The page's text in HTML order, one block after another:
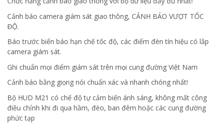
Cảnh báo camera giám sát giao thông, CẢNH BÁO VƯỢT TỐC
ĐỘ.
Báo trước biển báo hạn chế tốc độ, các điểm đèn tín hiệu có lắp
camera giám sát.
Ghi chuẩn mọi điểm giám sát trên mọi cung đường Việt Nam
Cảnh báo bằng giọng nói chuẩn xác và nhanh chóng nhất!
Bộ HUD M21 có chế độ tự cảm biến ánh sáng, không mất công
điều chỉnh khi đi qua hầm, đèo, ban đêm hoặc các cung đường
phức tạp